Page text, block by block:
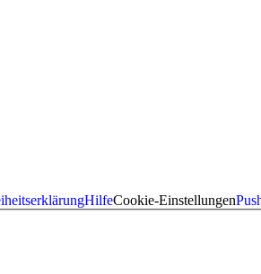
HilfeCookie-Einstellungen